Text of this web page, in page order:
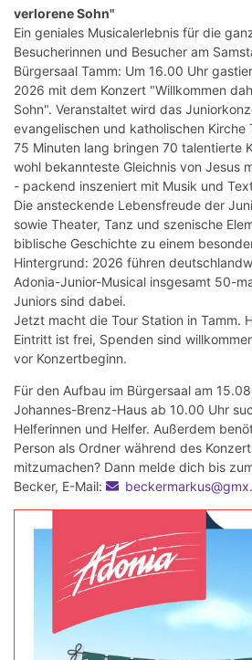
verlorene Sohn"
Ein geniales Musicalerlebnis für die
Besucherinnen und Besucher am
Bürgersaal Tamm: Um 16.00 Uhr
2026 mit dem Konzert "Willkommen
Sohn". Veranstaltet wird das
evangelischen und katholischen Kirche
75 Minuten lang bringen 70 talentierte
wohl bekannteste Gleichnis von Jesus
- packend inszeniert mit Musik und
Die ansteckende Lebensfreude der
sowie Theater, Tanz und szenische
biblische Geschichte zu einem
Hintergrund: 2026 führen
Adonia-Junior-Musical insgesamt 50-
Juniors sind dabei.
Jetzt macht die Tour Station in Tamm.
Eintritt ist frei, Spenden sind
vor Konzertbeginn.
Für den Aufbau im Bürgersaal am
Johannes-Brenz-Haus ab 10.00 Uhr
Helferinnen und Helfer. Außerdem
Person als Ordner während des
mitzumachen? Dann melde dich bis
Becker, E-Mail: